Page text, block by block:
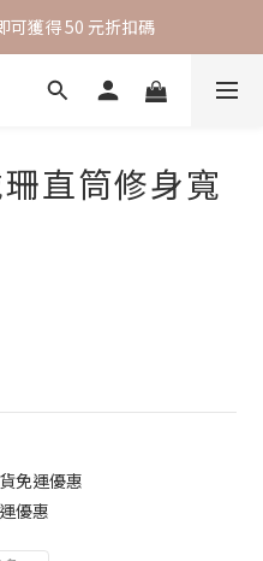
$3500 黑貓宅配免運
可獲得 50 元折扣碼
$3500 黑貓宅配免運
直筒修身寬
免運優惠
優惠